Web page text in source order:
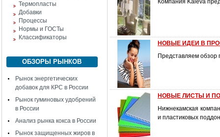
Термопласты
Добавки
Процессы
Нормы и ГОСТы
Классификаторы
ОБЗОРЫ РЫНКОВ
Рынок энергетических
добавок для КРС в России
Рынок гуминовых удобрений
в России
Анализ рынка кокса в России
Рынок защищенных жиров в
Компания Kaleva
НОВЫЕ ИДЕИ В
Представляем обзор
НОВЫЕ ЛИСТЫ И
Нижнекамская
и пластиковых